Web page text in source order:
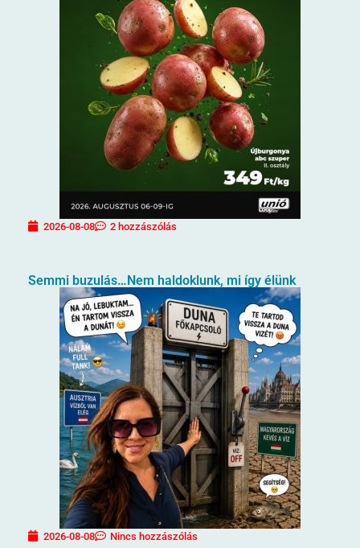
2026-08-08 2 hozzászólás
Semmi buzulás…Nem haldoklunk, mi így élünk
2026-08-08 Nincs hozzászólás